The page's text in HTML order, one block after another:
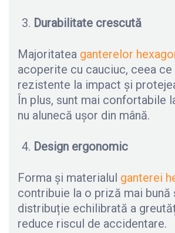
Durabilitate crescută
Majoritatea ganterelor
acoperite cu cauciuc, ceea
rezistente la impact și
În plus, sunt mai confortabile
nu alunecă ușor din mână.
Design ergonomic
Forma și materialul ganterei
contribuie la o priză mai bună
distribuție echilibrată a
reduce riscul de accidentare.